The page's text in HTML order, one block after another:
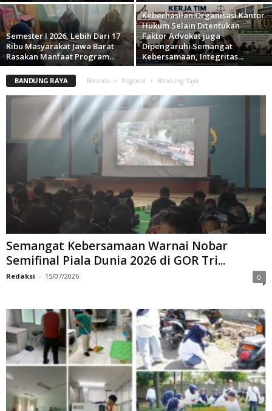
Semester I 2026, Lebih Dari 17
Ribu Masyarakat Jawa Barat
Rasakan Manfaat Program...
Keberhasilan Organisasi Kantor
Hukum Selain Ditentukan
Faktor Advokat juga
Dipengaruhi Semangat
Kebersamaan, Integritas...
BANDUNG RAYA Beranda Regional Bandung Raya
Semangat Kebersamaan Warnai Nobar
Semifinal Piala Dunia 2026 di GOR Tri...
Redaksi - 15/07/2026 0